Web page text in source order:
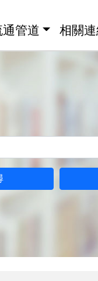
通管道 相關